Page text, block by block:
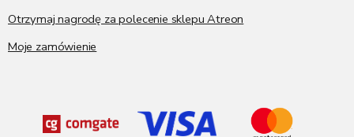
Otrzymaj nagrodę za polecenie sklepu Atreon
Moje zamówienie